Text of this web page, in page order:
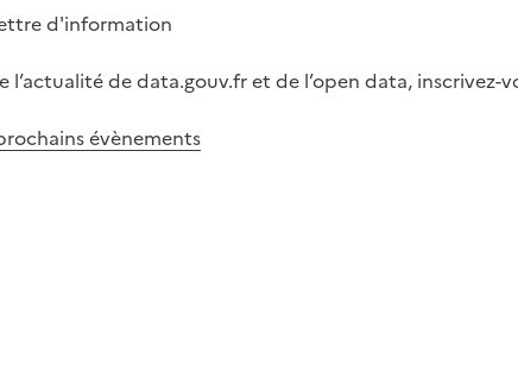
d'information
l’actualité de data.gouv.fr et de l’open data,
évènements